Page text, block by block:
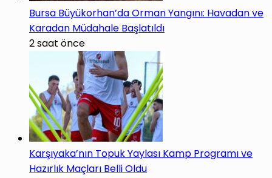
Bursa Büyükorhan’da Orman Yangını: Havadan ve
Karadan Müdahale Başlatıldı
2 saat önce
Karşıyaka’nın Topuk Yaylası Kamp Programı ve
Hazırlık Maçları Belli Oldu